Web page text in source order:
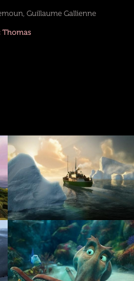
Guillaume Gallienne
Thomas